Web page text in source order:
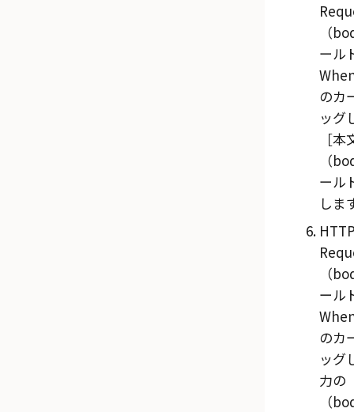
（
ール
のカ
ッグ
本
（
ール
しま
（
ール
のカ
ッグ
力の
（